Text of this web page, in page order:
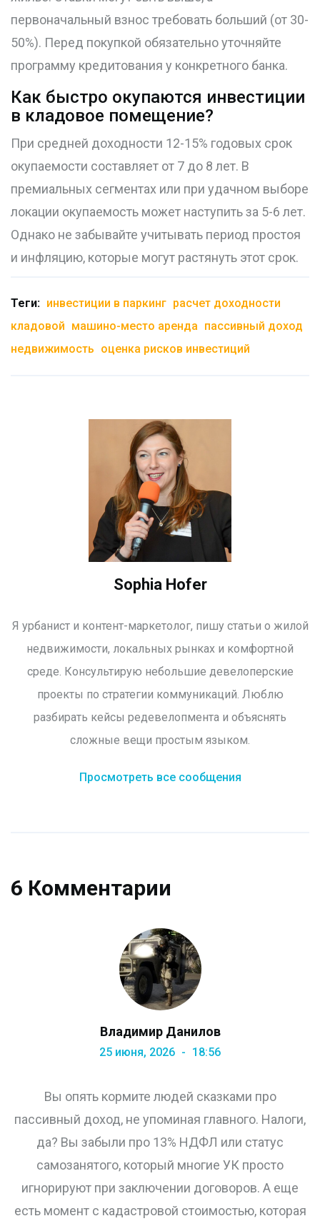
первоначальный взнос требовать больший (от 30-
50%). Перед покупкой обязательно уточняйте
программу кредитования у конкретного банка.
Как быстро окупаются инвестиции
в кладовое помещение?
При средней доходности 12-15% годовых срок
окупаемости составляет от 7 до 8 лет. В
премиальных сегментах или при удачном выборе
локации окупаемость может наступить за 5-6 лет.
Однако не забывайте учитывать период простоя
и инфляцию, которые могут растянуть этот срок.
Теги: инвестиции в паркинг расчет доходности
кладовой машино-место аренда пассивный доход
недвижимость оценка рисков инвестиций
Sophia Hofer
Я урбанист и контент-маркетолог, пишу статьи о жилой
недвижимости, локальных рынках и комфортной
среде. Консультирую небольшие девелоперские
проекты по стратегии коммуникаций. Люблю
разбирать кейсы редевелопмента и объяснять
сложные вещи простым языком.
Просмотреть все сообщения
6 Комментарии
Владимир Данилов
25 июня, 2026 18:56
Вы опять кормите людей сказками про
пассивный доход, не упоминая главного. Налоги,
да? Вы забыли про 13% НДФЛ или статус
самозанятого, который многие УК просто
игнорируют при заключении договоров. А еще
есть момент с кадастровой стоимостью, которая